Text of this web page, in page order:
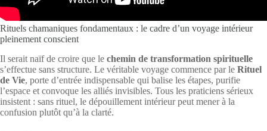
Rituels chamaniques fondamentaux : le cadre d’un voyage intérieur
pleinement conscient
Il serait naïf de croire que le chemin de transformation spirituelle
s’effectue sans structure. Le véritable voyage commence par le Rituel
de Vie, porte d’entrée indispensable qui balise les étapes, purifie
l’espace et convoque les alliés invisibles. Tous les praticiens sérieux
insistent : sans rituel, le dépouillement intérieur peut mener à la
confusion plutôt qu’à la clarté.